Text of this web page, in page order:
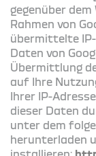
gegenüber
Rahmen von
übermittelte
Daten von
Übermittlung
auf Ihre
Ihrer IP-
dieser Daten
unter dem
herunterladen